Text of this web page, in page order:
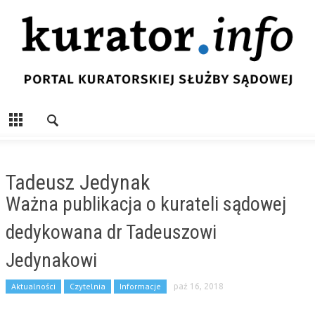
Tadeusz Jedynak
Ważna publikacja o kurateli sądowej
dedykowana dr Tadeuszowi
Jedynakowi
Aktualności Czytelnia Informacje paź 16, 2018